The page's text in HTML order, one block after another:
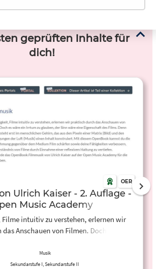
geprüften Inhalte für
dich!
OER
Ulrich Kaiser - 2. Auflage -
Music Academy
Filme intuitiv zu verstehen, erlernen wir
Anschauen von Filmen. Doch es wäre
entsteht erst im menschlichen Gehirn, das
Matrix (Bild) und den Schwingungen
Musik
Sekundarstufe I, Sekundarstufe II